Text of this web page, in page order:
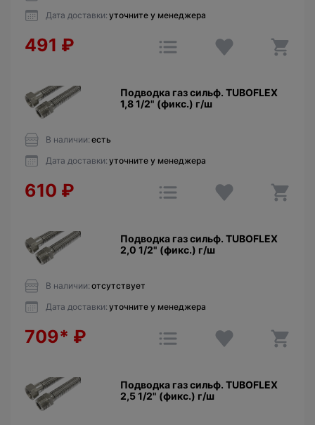
Дата доставки: уточните у менеджера
491 ₽
Подводка газ сильф. TUBOFLEX
1,8 1/2" (фикс.) г/ш
В наличии: есть
Дата доставки: уточните у менеджера
610 ₽
Подводка газ сильф. TUBOFLEX
2,0 1/2" (фикс.) г/ш
В наличии: отсутствует
Дата доставки: уточните у менеджера
709* ₽
Подводка газ сильф. TUBOFLEX
2,5 1/2" (фикс.) г/ш